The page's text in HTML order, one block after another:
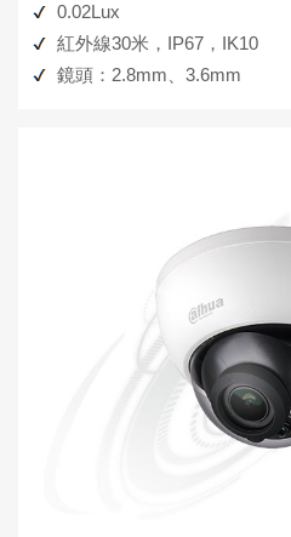
0.02Lux
紅外線30米，IP67，IK10
鏡頭：2.8mm、3.6mm